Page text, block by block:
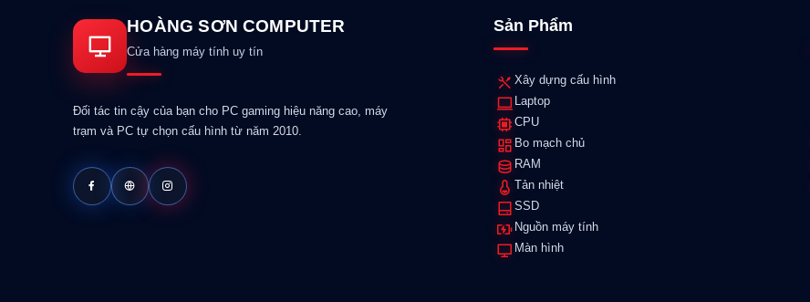
HOÀNG SƠN COMPUTER
Cửa hàng máy tính uy tín
Đối tác tin cậy của bạn cho PC gaming hiệu năng cao, máy
trạm và PC tự chọn cấu hình từ năm 2010.
Sản Phẩm
Xây dựng cấu hình
Laptop
CPU
Bo mạch chủ
RAM
Tản nhiệt
SSD
Nguồn máy tính
Màn hình